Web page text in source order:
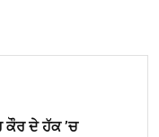
ਦੇ ਹੱਕ ’ਚ